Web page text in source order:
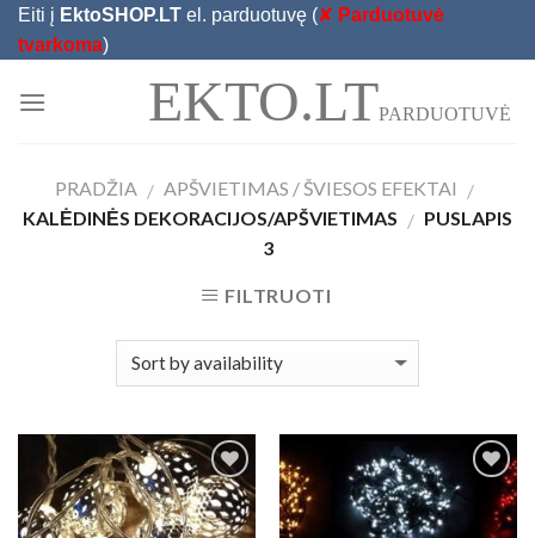
Skip
Eiti į EktoSHOP.LT el. parduotuvę (✘ Parduotuvė
tvarkoma)
EKTO.LTPARDUOTUVĖ
PRADŽIA / APŠVIETIMAS / ŠVIESOS EFEKTAI /
KALĖDINĖS DEKORACIJOS/APŠVIETIMAS / PUSLAPIS
3
FILTRUOTI
Add to
Wishlist
Add to
Wishlist